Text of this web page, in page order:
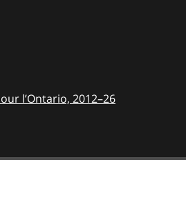
l’Ontario, 2012–26